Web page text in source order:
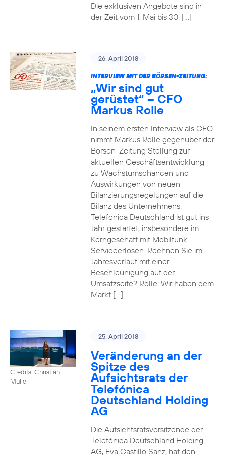
Die exklusiven Angebote sind in
der Zeit vom 1. Mai bis 30. […]
26. April 2018
INTERVIEW MIT DER BÖRSEN-ZEITUNG:
„Wir sind gut
gerüstet“ – CFO
Markus Rolle
In seinem ersten Interview als CFO
nimmt Markus Rolle gegenüber der
Börsen-Zeitung Stellung zur
aktuellen Geschäftsentwicklung,
zu Wachstumschancen und
Auswirkungen von neuen
Bilanzierungsregelungen auf die
Bilanz des Unternehmens.
Telefonica Deutschland ist gut ins
Jahr gestartet, insbesondere im
Kerngeschäft mit Mobilfunk-
Serviceerlösen. Rechnen Sie im
Jahresverlauf mit einer
Beschleunigung auf der
Umsatzseite? Rolle: Wir haben dem
Markt […]
Credits: Christian
Müller
25. April 2018
Veränderung an der
Spitze des
Aufsichtsrats der
Telefónica
Deutschland Holding
AG
Die Aufsichtsratsvorsitzende der
Telefónica Deutschland Holding
AG, Eva Castillo Sanz, hat den